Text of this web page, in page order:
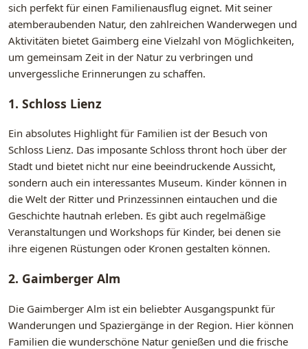
sich perfekt für einen Familienausflug eignet. Mit seiner
atemberaubenden Natur, den zahlreichen Wanderwegen und
Aktivitäten bietet Gaimberg eine Vielzahl von Möglichkeiten,
um gemeinsam Zeit in der Natur zu verbringen und
unvergessliche Erinnerungen zu schaffen.
1. Schloss Lienz
Ein absolutes Highlight für Familien ist der Besuch von
Schloss Lienz. Das imposante Schloss thront hoch über der
Stadt und bietet nicht nur eine beeindruckende Aussicht,
sondern auch ein interessantes Museum. Kinder können in
die Welt der Ritter und Prinzessinnen eintauchen und die
Geschichte hautnah erleben. Es gibt auch regelmäßige
Veranstaltungen und Workshops für Kinder, bei denen sie
ihre eigenen Rüstungen oder Kronen gestalten können.
2. Gaimberger Alm
Die Gaimberger Alm ist ein beliebter Ausgangspunkt für
Wanderungen und Spaziergänge in der Region. Hier können
Familien die wunderschöne Natur genießen und die frische